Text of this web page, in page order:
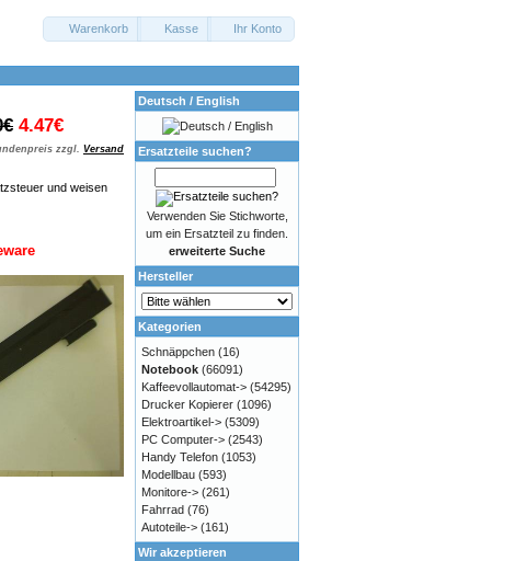
Warenkorb Kasse Ihr Konto
4.47€
zzgl. Versand
und weisen
Deutsch / English
Ersatzteile suchen?
Verwenden Sie Stichworte,
um ein Ersatzteil zu finden.
erweiterte Suche
Hersteller
Kategorien
Schnäppchen (16)
Notebook (66091)
Kaffeevollautomat-> (54295)
Drucker Kopierer (1096)
Elektroartikel-> (5309)
PC Computer-> (2543)
Handy Telefon (1053)
Modellbau (593)
Monitore-> (261)
Fahrrad (76)
Autoteile-> (161)
Wir akzeptieren